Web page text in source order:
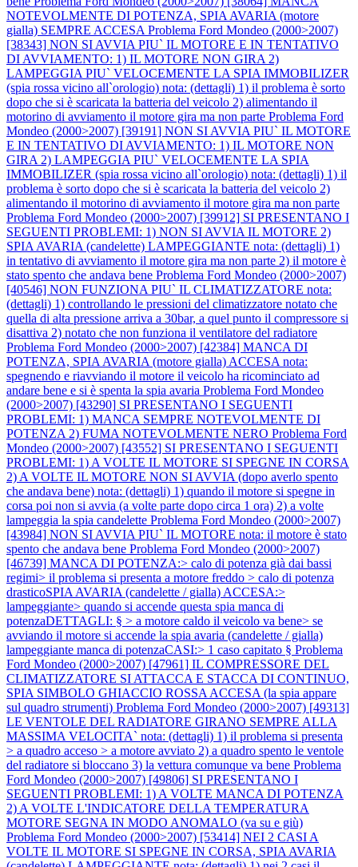
NOTEVOLMENTE DI POTENZA, SPIA AVARIA (motore
gialla) SEMPRE ACCESA Problema Ford Mondeo (2000>2007)
[38343] NON SI AVVIA PIU` IL MOTORE E IN TENTATIVO
DI AVVIAMENTO: 1) IL MOTORE NON GIRA 2)
LAMPEGGIA PIU` VELOCEMENTE LA SPIA IMMOBILIZER
(spia rossa vicino all`orologio) nota: (dettagli) 1) il problema è sorto
dopo che si è scaricata la batteria del veicolo 2) alimentando il
motorino di avviamento il motore gira ma non parte Problema Ford
Mondeo (2000>2007) [39191] NON SI AVVIA PIU` IL MOTORE
E IN TENTATIVO DI AVVIAMENTO: 1) IL MOTORE NON
GIRA 2) LAMPEGGIA PIU` VELOCEMENTE LA SPIA
IMMOBILIZER (spia rossa vicino all`orologio) nota: (dettagli) 1) il
problema è sorto dopo che si è scaricata la batteria del veicolo 2)
alimentando il motorino di avviamento il motore gira ma non parte
Problema Ford Mondeo (2000>2007) [39912] SI PRESENTANO I
SEGUENTI PROBLEMI: 1) NON SI AVVIA IL MOTORE 2)
SPIA AVARIA (candelette) LAMPEGGIANTE nota: (dettagli) 1)
in tentativo di avviamento il motore gira ma non parte 2) il motore è
stato spento che andava bene Problema Ford Mondeo (2000>2007)
[40546] NON FUNZIONA PIU` IL CLIMATIZZATORE nota:
(dettagli) 1) controllando le pressioni del climatizzatore notato che
quella di alta pressione arriva a 30bar, a quel punto il compressore si
disattiva 2) notato che non funziona il ventilatore del radiatore
Problema Ford Mondeo (2000>2007) [42384] MANCA DI
POTENZA, SPIA AVARIA (motore gialla) ACCESA nota:
spegnendo e riavviando il motore il veicolo ha ricominciato ad
andare bene e si è spenta la spia avaria Problema Ford Mondeo
(2000>2007) [43290] SI PRESENTANO I SEGUENTI
PROBLEMI: 1) MANCA SEMPRE NOTEVOLMENTE DI
POTENZA 2) FUMA NOTEVOLMENTE NERO Problema Ford
Mondeo (2000>2007) [43552] SI PRESENTANO I SEGUENTI
PROBLEMI: 1) A VOLTE IL MOTORE SI SPEGNE IN CORSA
2) A VOLTE IL MOTORE NON SI AVVIA (dopo averlo spento
che andava bene) nota: (dettagli) 1) quando il motore si spegne in
corsa poi non si avvia (a volte parte dopo circa 1 ora) 2) a volte
lampeggia la spia candelette Problema Ford Mondeo (2000>2007)
[43984] NON SI AVVIA PIU` IL MOTORE nota: il motore è stato
spento che andava bene Problema Ford Mondeo (2000>2007)
[46739] MANCA DI POTENZA:> calo di potenza già dai bassi
regimi> il problema si presenta a motore freddo > calo di potenza
drasticoSPIA AVARIA (candelette / gialla) ACCESA:>
lampeggiante> quando si accende questa spia manca di
potenzaDETTAGLI: § > a motore caldo il veicolo va bene> se
avviando il motore si accende la spia avaria (candelette / gialla)
lampeggiante manca di potenzaCASI:> 1 caso capitato § Problema
Ford Mondeo (2000>2007) [47961] IL COMPRESSORE DEL
CLIMATIZZATORE SI ATTACCA E STACCA DI CONTINUO,
SPIA SIMBOLO GHIACCIO ROSSA ACCESA (la spia appare
sul quadro strumenti) Problema Ford Mondeo (2000>2007) [49313]
LE VENTOLE DEL RADIATORE GIRANO SEMPRE ALLA
MASSIMA VELOCITA` nota: (dettagli) 1) il problema si presenta
> a quadro acceso > a motore avviato 2) a quadro spento le ventole
del radiatore si bloccano 3) la vettura comunque va bene Problema
Ford Mondeo (2000>2007) [49806] SI PRESENTANO I
SEGUENTI PROBLEMI: 1) A VOLTE MANCA DI POTENZA
2) A VOLTE L'INDICATORE DELLA TEMPERATURA
MOTORE SEGNA IN MODO ANOMALO (va su e giù)
Problema Ford Mondeo (2000>2007) [53414] NEI 2 CASI A
VOLTE IL MOTORE SI SPEGNE IN CORSA, SPIA AVARIA